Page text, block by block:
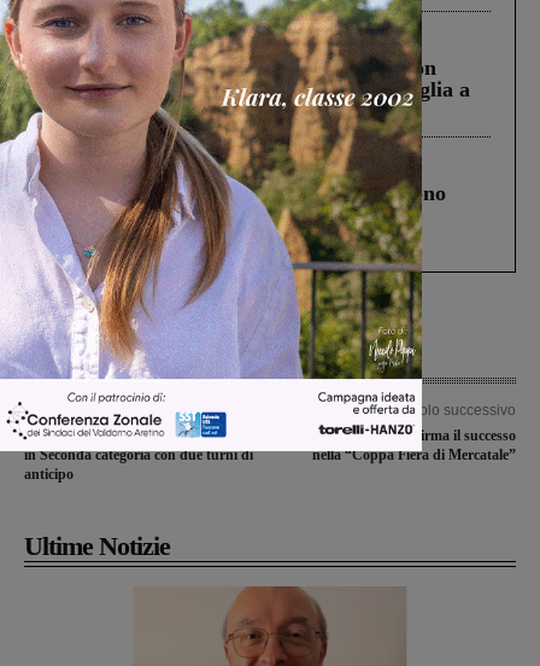
Cronaca 3 Agosto 2026
Scomparso da una struttura di Castiglion
Fiorentino l’uomo che aveva ucciso la figlia a
Levane nel 2020
Cronaca 4 Agosto 2026
Un anno fa la strage in A1 in cui morirono
Gianni, Giulia e Franco. Lo schianto, il
processo, lo stop ai sorpassi fra tir....
Articolo precedente
La Faellese conquista la promozione
in Seconda categoria con due turni di
anticipo
Articolo successivo
Riccardo Lorello firma il successo
nella “Coppa Fiera di Mercatale”
Ultime Notizie